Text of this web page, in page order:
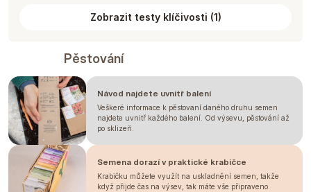
Zobrazit testy klíčivosti (1)
Pěstování
Návod najdete uvnitř balení
Veškeré informace k pěstovaní daného druhu semen
najdete uvnitř každého balení. Od výsevu, pěstování až
po sklizeň.
Semena dorazí v praktické krabičce
Krabičku můžete využít na uskladnění semen, takže
když přijde čas na výsev, tak máte vše připraveno.